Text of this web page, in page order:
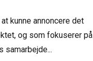
kunne annoncere det
og som fokuserer på
samarbejde...